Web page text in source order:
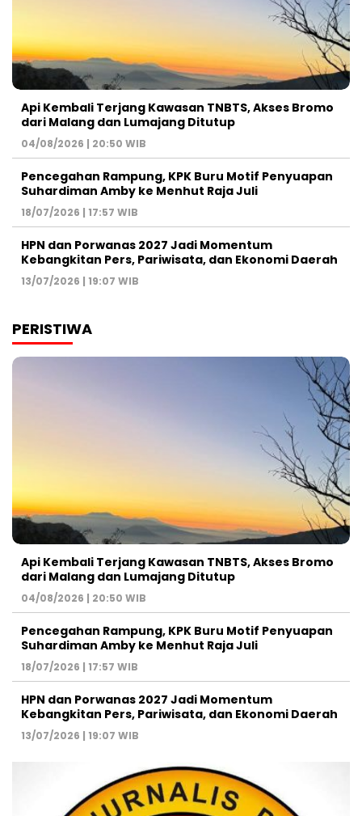
Api Kembali Terjang Kawasan TNBTS, Akses Bromo
dari Malang dan Lumajang Ditutup
04/08/2026 | 20:50 WIB
Pencegahan Rampung, KPK Buru Motif Penyuapan
Suhardiman Amby ke Menhut Raja Juli
18/07/2026 | 17:57 WIB
HPN dan Porwanas 2027 Jadi Momentum
Kebangkitan Pers, Pariwisata, dan Ekonomi Daerah
13/07/2026 | 19:07 WIB
PERISTIWA
Api Kembali Terjang Kawasan TNBTS, Akses Bromo
dari Malang dan Lumajang Ditutup
04/08/2026 | 20:50 WIB
Pencegahan Rampung, KPK Buru Motif Penyuapan
Suhardiman Amby ke Menhut Raja Juli
18/07/2026 | 17:57 WIB
HPN dan Porwanas 2027 Jadi Momentum
Kebangkitan Pers, Pariwisata, dan Ekonomi Daerah
13/07/2026 | 19:07 WIB